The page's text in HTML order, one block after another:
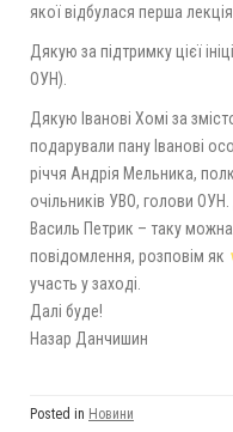
якої відбулася перша лекція
Дякую за підтримку цієї
ОУН).
Дякую Іванові Хомі за
подарували пану Іванові
річчя Андрія Мельника,
очільників УВО, голови
Василь Петрик – таку можна
повідомлення, розповім як
участь у заході.
Далі буде!
Назар Данчишин
Posted in Новини